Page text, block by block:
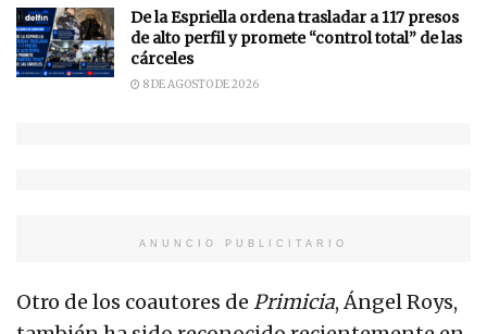
De la Espriella ordena trasladar a 117 presos
de alto perfil y promete “control total” de las
cárceles
8 DE AGOSTO DE 2026
ANUNCIO PUBLICITARIO
Otro de los coautores de Primicia, Ángel Roys,